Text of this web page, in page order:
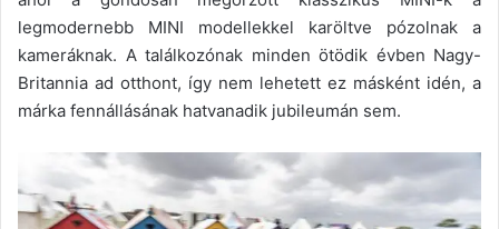
legmodernebb MINI modellekkel karöltve pózolnak a
kameráknak. A találkozónak minden ötödik évben Nagy-
Britannia ad otthont, így nem lehetett ez másként idén, a
márka fennállásának hatvanadik jubileumán sem.